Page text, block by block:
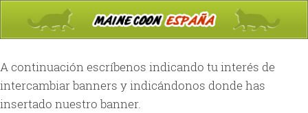
A continuación escríbenos indicando tu interés de
intercambiar banners y indicándonos donde has
insertado nuestro banner.